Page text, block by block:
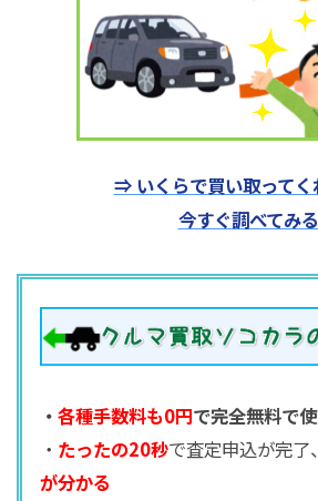
⇒ いくらで買い取ってく
今すぐ調べてみる
・各種手数料も0円で完全無料で
・ たったの20秒で査定申込が完了、
が分かる